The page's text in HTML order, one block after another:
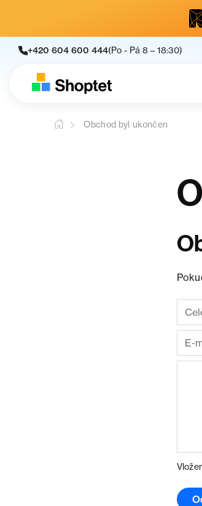
+420 604 600 444(Po - Pá 8 – 18:30)
Obchod byl ukončen